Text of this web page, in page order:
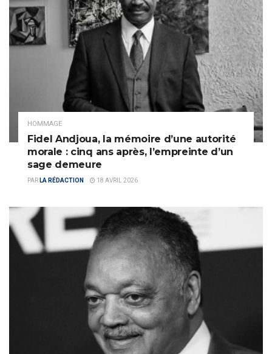
HOMMAGE
Fidel Andjoua, la mémoire d’une autorité
morale : cinq ans après, l’empreinte d’un
sage demeure
PAR LA RÉDACTION 18 AVRIL 2026